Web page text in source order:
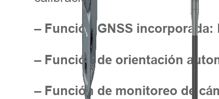
– Función GNSS incorporada:
– Función de orientación
– Función de monitoreo de